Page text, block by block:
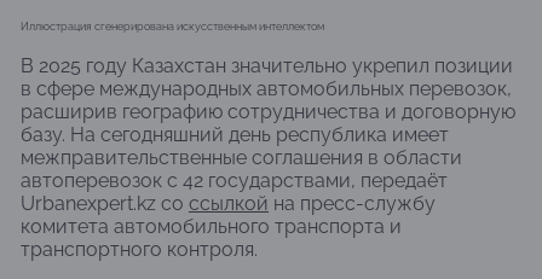
Иллюстрация сгенерирована искусственным интеллектом
В 2025 году Казахстан значительно укрепил позиции
в сфере международных автомобильных перевозок,
расширив географию сотрудничества и договорную
базу. На сегодняшний день республика имеет
межправительственные соглашения в области
автоперевозок с 42 государствами, передаёт
Urbanexpert.kz со ссылкой на пресс-службу
комитета автомобильного транспорта и
транспортного контроля.